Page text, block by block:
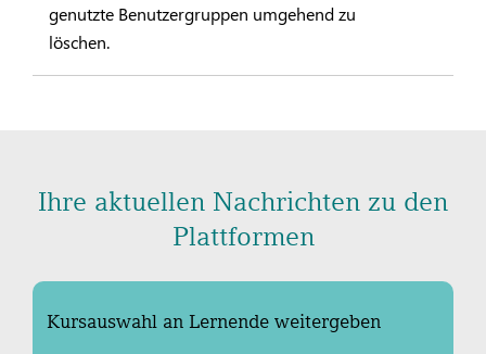
genutzte Benutzergruppen umgehend zu
löschen.
Ihre aktuellen Nachrichten zu den
Plattformen
Kursauswahl an Lernende weitergeben